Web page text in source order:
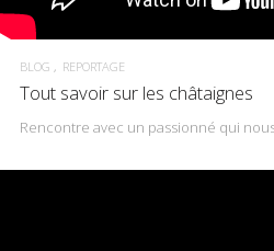
BLOG REPORTAGE
Tout savoir sur les châtaignes
Rencontre avec un passionné qui